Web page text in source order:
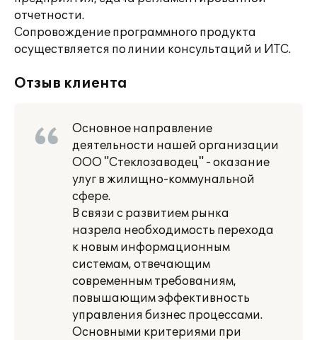
отчетности.
Сопровождение программного продукта
осуществляется по линии консультаций и ИТС.
Отзыв клиента
Основное направление
деятельности нашей организации
ООО "Стеклозаводец" - оказание
улуг в жилищно-коммунальной
сфере.
В связи с развитием рынка
назрела необходимость перехода
к новым информационным
системам, отвечающим
современным требованиям,
повышающим эффективность
управления бизнес процессами.
Основными критериями при